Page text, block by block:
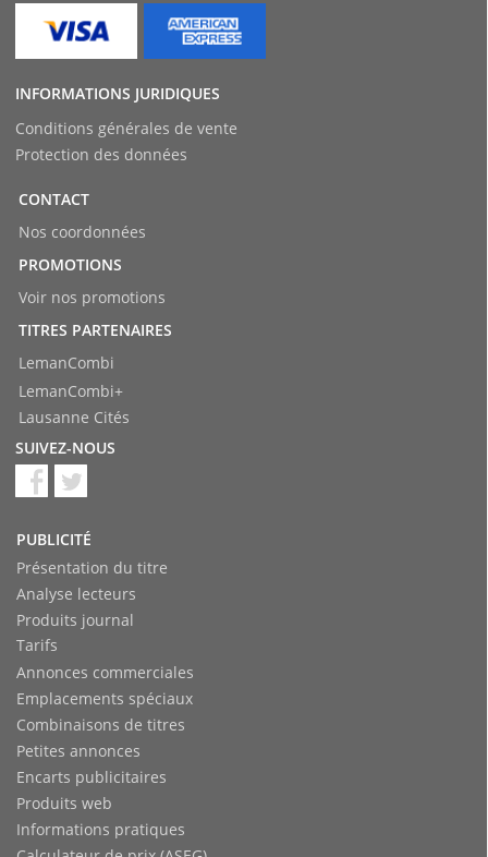
PUBLICITÉ
Présentation du titre
Analyse lecteurs
Produits journal
Tarifs
Annonces commerciales
Emplacements spéciaux
Combinaisons de titres
Petites annonces
Encarts publicitaires
Produits web
Informations pratiques
INFORMATIONS JURIDIQUES
Conditions générales de vente
Protection des données
CONTACT
Nos coordonnées
PROMOTIONS
Voir nos promotions
TITRES PARTENAIRES
LemanCombi
LemanCombi+
Lausanne Cités
SUIVEZ-NOUS